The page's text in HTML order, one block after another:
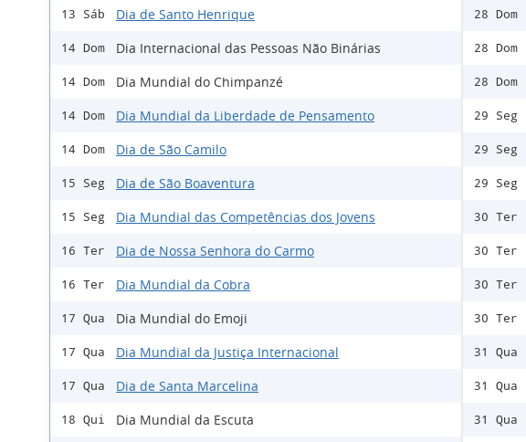
13 Sáb Dia de Santo Henrique
14 Dom Dia Internacional das Pessoas Não Binárias
14 Dom Dia Mundial do Chimpanzé
14 Dom Dia Mundial da Liberdade de Pensamento
14 Dom Dia de São Camilo
15 Seg Dia de São Boaventura
15 Seg Dia Mundial das Competências dos Jovens
16 Ter Dia de Nossa Senhora do Carmo
16 Ter Dia Mundial da Cobra
17 Qua Dia Mundial do Emoji
17 Qua Dia Mundial da Justiça Internacional
17 Qua Dia de Santa Marcelina
18 Qui Dia Mundial da Escuta
28 Dom
28 Dom
28 Dom
29 Seg
29 Seg
29 Seg
30 Ter
30 Ter
30 Ter
30 Ter
31 Qua
31 Qua
31 Qua